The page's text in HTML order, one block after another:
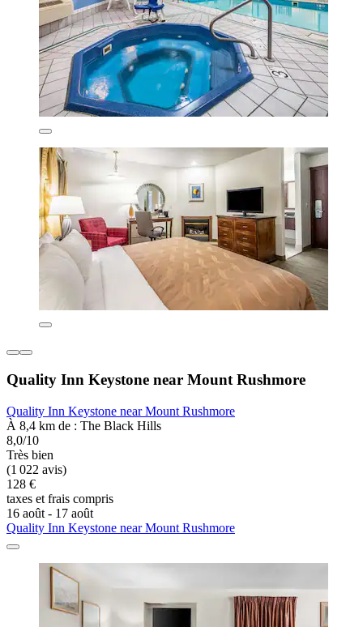
Quality Inn Keystone near Mount Rushmore
Quality Inn Keystone near Mount Rushmore
À 8,4 km de : The Black Hills
8,0/10
Très bien
(1 022 avis)
128 €
taxes et frais compris
16 août - 17 août
Quality Inn Keystone near Mount Rushmore